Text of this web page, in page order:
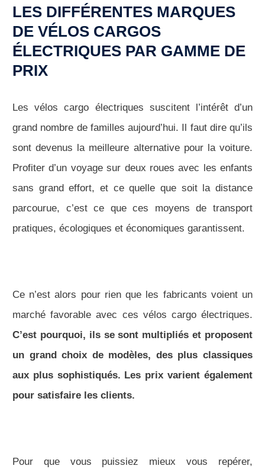
LES DIFFÉRENTES MARQUES
DE VÉLOS CARGOS
ÉLECTRIQUES PAR GAMME DE
PRIX
Les vélos cargo électriques suscitent l’intérêt d’un
grand nombre de familles aujourd’hui. Il faut dire qu’ils
sont devenus la meilleure alternative pour la voiture.
Profiter d’un voyage sur deux roues avec les enfants
sans grand effort, et ce quelle que soit la distance
parcourue, c’est ce que ces moyens de transport
pratiques, écologiques et économiques garantissent.
Ce n’est alors pour rien que les fabricants voient un
marché favorable avec ces vélos cargo électriques.
C’est pourquoi, ils se sont multipliés et proposent
un grand choix de modèles, des plus classiques
aux plus sophistiqués. Les prix varient également
pour satisfaire les clients.
Pour que vous puissiez mieux vous repérer,